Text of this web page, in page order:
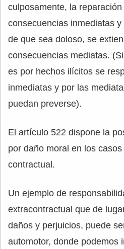
culposamente, la
consecuencias inmediatas
de que sea doloso, se
consecuencias mediatas.
es por hechos ilícitos se
inmediatas y por las
puedan preverse).
El artículo 522 dispone la
por daño moral en los
contractual.
Un ejemplo de
extracontractual que de
daños y perjuicios, puede
automotor, donde podemos